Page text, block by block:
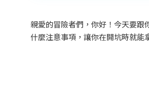
親愛的冒險者們，你好！今天要跟
什麼注意事項，讓你在開坑時就能